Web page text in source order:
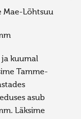
Mae-Lõhtsuu
ja kuumal
Tamme-
asub
Läksime